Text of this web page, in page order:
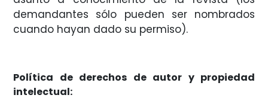
demandantes sólo pueden ser nombrados
cuando hayan dado su permiso).
Política de derechos de autor y propiedad
intelectual: